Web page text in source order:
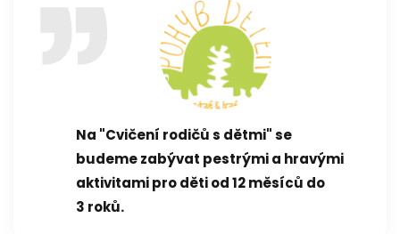
Na "Cvičení rodičů s dětmi" se
budeme zabývat pestrými a hravými
aktivitami pro děti od 12 měsíců do
3 roků.